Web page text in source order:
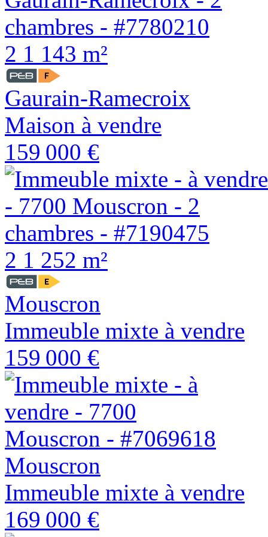
2 1 143 m²
Gaurain-Ramecroix
Maison à vendre
159 000 €
2 1 252 m²
Mouscron
Immeuble mixte à vendre
159 000 €
Mouscron
Immeuble mixte à vendre
169 000 €